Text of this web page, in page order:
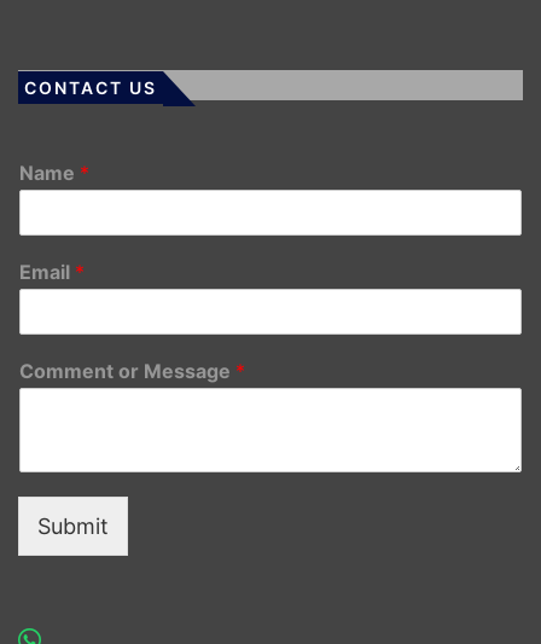
CONTACT US
Name *
Email *
Comment or Message *
Submit